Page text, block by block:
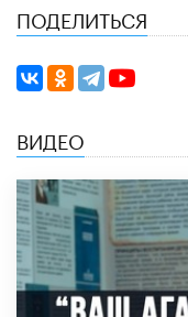
ПОДЕЛИТЬСЯ
ВИДЕО